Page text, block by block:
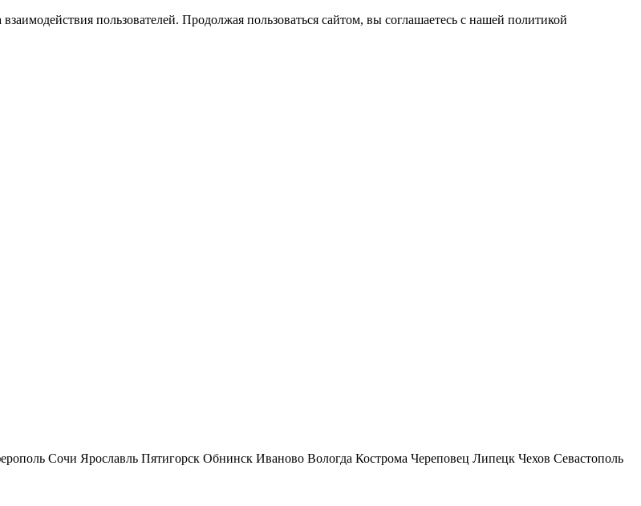
пользователей. Продолжая пользоваться сайтом, вы соглашаетесь с нашей политикой
Сочи Ярославль Пятигорск Обнинск Иваново Вологда Кострома Череповец Липецк Чехов Севастополь